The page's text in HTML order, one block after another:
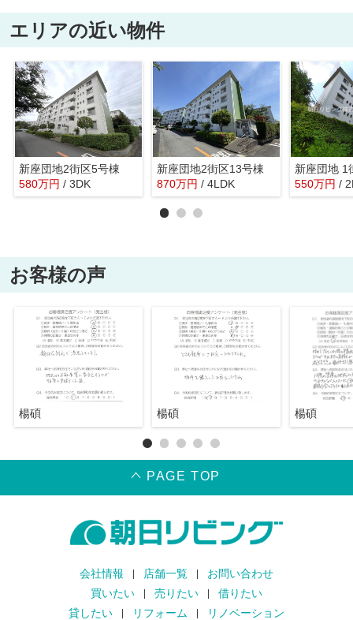
エリアの近い物件
新座団地2街区5号棟
580万円 / 3DK
新座団地2街区13号棟
870万円 / 4LDK
新座団地 1
550万円 /
お客様の声
楊碩 楊碩 楊碩
PAGE TOP
会社情報 店舗一覧
お問い合わせ
買いたい
売りたい
借りたい
貸したい
リフォーム リノベーション